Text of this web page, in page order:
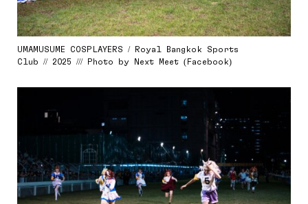
UMAMUSUME COSPLAYERS / Royal Bangkok Sports
Club // 2025 /// Photo by Next Meet (Facebook)